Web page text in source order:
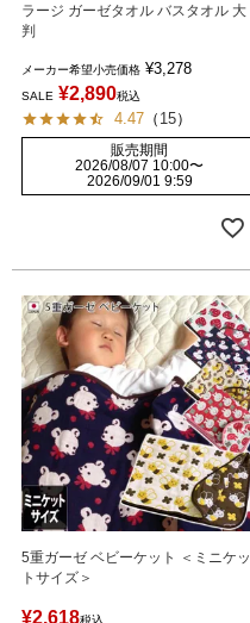
ラージ ガーゼタオル バスタオル 大
判
メーカー希望小売価格 ¥3,278
SALE ¥2,890税込
4.47 （ 15）
販売期間
2026/08/07 10:00〜
2026/09/01 9:59
5重ガーゼ ベビーケット ＜ミニケッ
トサイズ＞
¥2,618税込